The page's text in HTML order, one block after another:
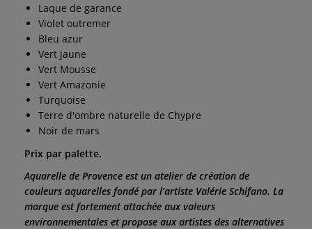
Laque de garance
Violet outremer
Bleu azur
Vert jaune
Vert Mousse
Vert Amazonie
Turquoise
Terre d'ombre naturelle de Chypre
Noir de mars
Prix par palette.
Aquarelle de Provence est un atelier de création de
couleurs aquarelles fondé par l’artiste Valérie Schifano. La
marque est fortement attachée aux valeurs
environnementales et propose aux artistes des alternatives